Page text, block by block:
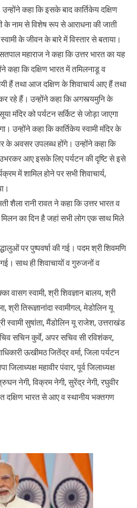
कहा कि इसके बाद कार्तिकेय दक्षिण
के नाम से विशेष रूप से आराधना की जाती
के जीवन के बारे में विस्तार से बताया।
महाराज ने कहा कि उत्तर भारत का यह
कहा कि दक्षिण भारत में तमिलनाडू व
हैं तथा आज दक्षिण के शिवाचार्य आए हैं तथा
रहे हैं। उन्होंने कहा कि अगस्त्यमुनि के
मंदिर को पर्यटन सर्किट से जोड़ा जाएगा
उन्होंने कहा कि कार्तिकेय स्वामी मंदिर के
के अवसर उपलब्ध होंगे। उन्होंने कहा कि
उभरकर आए इसके लिए पर्यटन की दृष्टि से इसे
में शामिल होने पर सभी शिवाचार्य,
शैला रानी रावत ने कहा कि उत्तर भारत व
का दिन है जहां सभी लोग एक साथ मिले
पर पुष्पवर्षा की गई। पदम श्री शिवमणि
साथ ही शिवाचायों व गुरुजनों व
स्वामी, श्री शिवज्ञान बालय, श्री
श्री तिरूज्ञानांदा स्वामीगल, मेडोलिन यू
सुषांता, मैंडोलिन यू राजेश, उत्तराखंड
सचिन कुर्वे, अपर सचिव सी रविशंकर,
ऊखीमठ जितेंद्र वर्मा, जिला पर्यटन
महावीर पंवार, पूर्व जिलाध्यक्ष
नेगी, विक्रम नेगी, सुरेंद्र नेगी, रघुवीर
दक्षिण भारत से आए व स्थानीय भक्तगण